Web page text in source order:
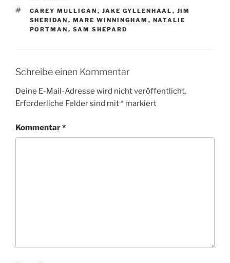
SCHLAGWÖRTER
CAREY MULLIGAN , JAKE GYLLENHAAL , JIM
SHERIDAN , MARE WINNINGHAM , NATALIE
PORTMAN , SAM SHEPARD
Schreibe einen Kommentar
Deine E-Mail-Adresse wird nicht veröffentlicht.
Erforderliche Felder sind mit* markiert
Kommentar*